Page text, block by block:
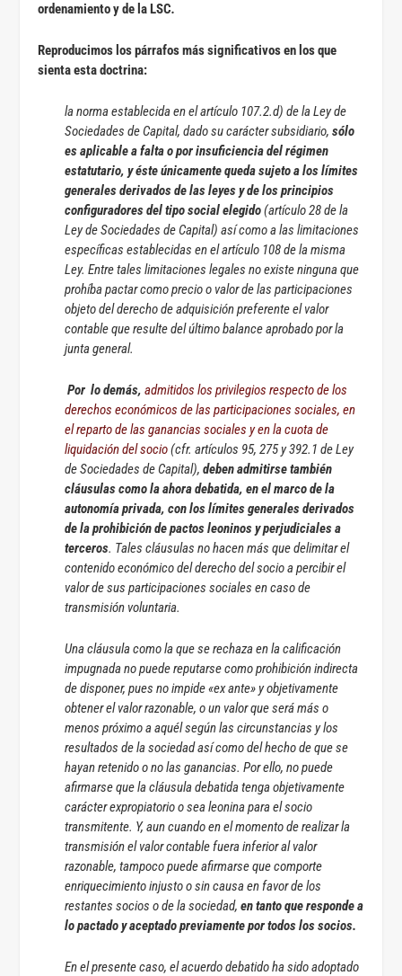
ordenamiento y de la LSC.
Reproducimos los párrafos más significativos en los que
sienta esta doctrina:
la norma establecida en el artículo 107.2.d) de la Ley de
Sociedades de Capital, dado su carácter subsidiario, sólo
es aplicable a falta o por insuficiencia del régimen
estatutario, y éste únicamente queda sujeto a los límites
generales derivados de las leyes y de los principios
configuradores del tipo social elegido(artículo 28 de la
Ley de Sociedades de Capital) así como a las limitaciones
específicas establecidas en el artículo 108 de la misma
Ley. Entre tales limitaciones legales no existe ninguna que
prohíba pactar como precio o valor de las participaciones
objeto del derecho de adquisición preferente el valor
contable que resulte del último balance aprobado por la
junta general.
Por lo demás,admitidos los privilegios respecto de los
derechos económicos de las participaciones sociales, en
el reparto de las ganancias sociales y en la cuota de
liquidación del socio(cfr. artículos 95, 275 y 392.1 de Ley
de Sociedades de Capital), deben admitirse también
cláusulas como la ahora debatida, en el marco de la
autonomía privada, con los límites generales derivados
de la prohibición de pactos leoninos y perjudiciales a
terceros. Tales cláusulas no hacen más que delimitar el
contenido económico del derecho del socio a percibir el
valor de sus participaciones sociales en caso de
transmisión voluntaria.
Una cláusula como la que se rechaza en la calificación
impugnada no puede reputarse como prohibición indirecta
de disponer, pues no impide «ex ante» y objetivamente
obtener el valor razonable, o un valor que será más o
menos próximo a aquél según las circunstancias y los
resultados de la sociedad así como del hecho de que se
hayan retenido o no las ganancias. Por ello, no puede
afirmarse que la cláusula debatida tenga objetivamente
carácter expropiatorio o sea leonina para el socio
transmitente. Y, aun cuando en el momento de realizar la
transmisión el valor contable fuera inferior al valor
razonable, tampoco puede afirmarse que comporte
enriquecimiento injusto o sin causa en favor de los
restantes socios o de la sociedad, en tanto que responde a
lo pactado y aceptado previamente por todos los socios.
En el presente caso, el acuerdo debatido ha sido adoptado